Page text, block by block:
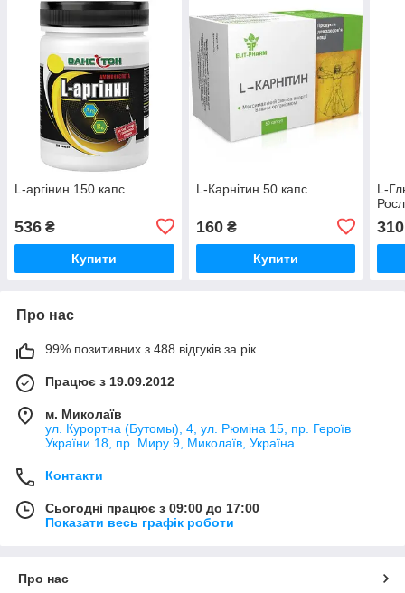
L-аргінин 150 капс
536 ₴
Купити
L-Карнітин 50 капс
160₴
Купити
L-
310
Про нас
99% позитивних з 488 відгуків за рік
Працює з 19.09.2012
м. Миколаїв
ул. Курортна (Бутомы), 4, ул. Рюміна 15, пр. Героїв
України 18, пр. Миру 9, Миколаїв, Україна
Контакти
Сьогодні працює з 09:00 до 17:00
Показати весь графік роботи
Про нас